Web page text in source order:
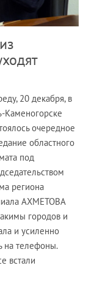
20 декабря, в
Каменогорске
очередное
областного
под
региона
АХМЕТОВА
городов и
и усиленно
на телефоны.
встали